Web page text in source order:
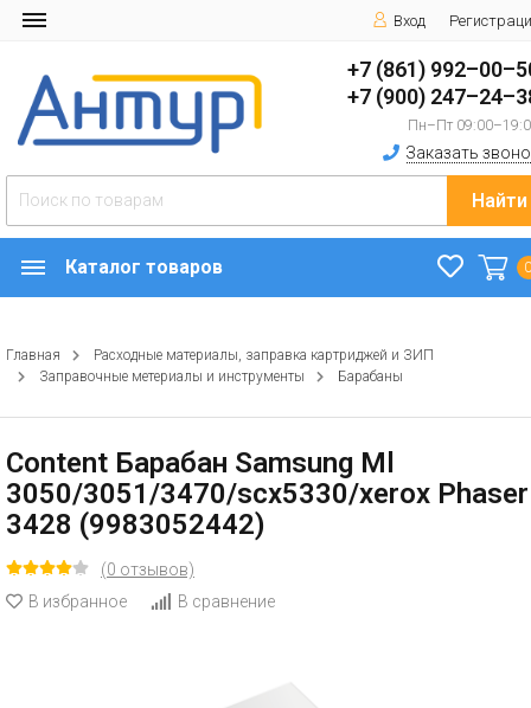
Вход
+7 (861)
+7 (900)
Пн–Пт
Заказать
Найти
Каталог товаров
Главная
Расходные материалы, заправка картриджей и ЗИП
Заправочные метериалы и инструменты
Барабаны
Content Барабан Samsung Ml
3050/3051/3470/scx5330/xerox Phaser
3428 (9983052442)
(0 отзывов)
В избранное
В сравнение